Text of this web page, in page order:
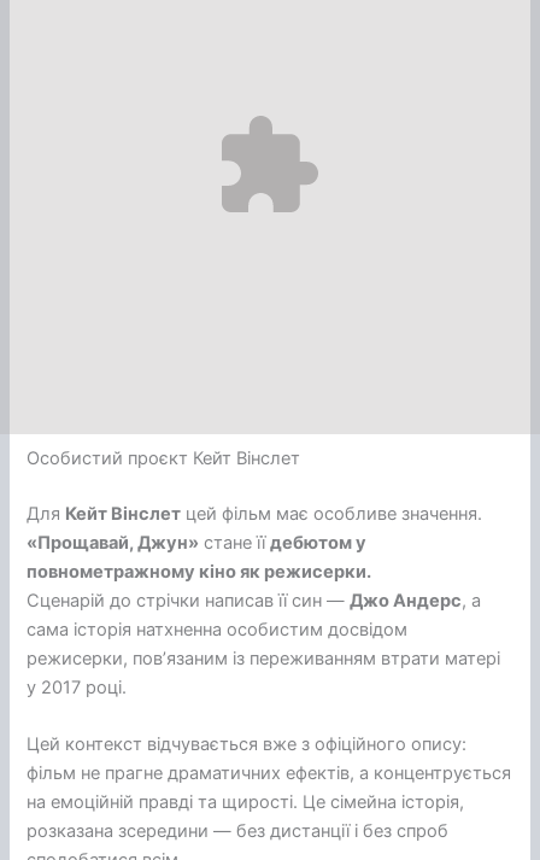
Особистий проєкт Кейт Вінслет
Для Кейт Вінслет цей фільм має особливе значення.
«Прощавай, Джун» стане їїдебютом у
повнометражному кіно як режисерки.
Сценарій до стрічки написав її син —Джо Андерс, а
сама історія натхненна особистим досвідом
режисерки, пов’язаним із переживанням втрати матері
у 2017 році.
Цей контекст відчувається вже з офіційного опису:
фільм не прагне драматичних ефектів, а концентрується
на емоційній правді та щирості. Це сімейна історія,
розказана зсередини — без дистанції і без спроб